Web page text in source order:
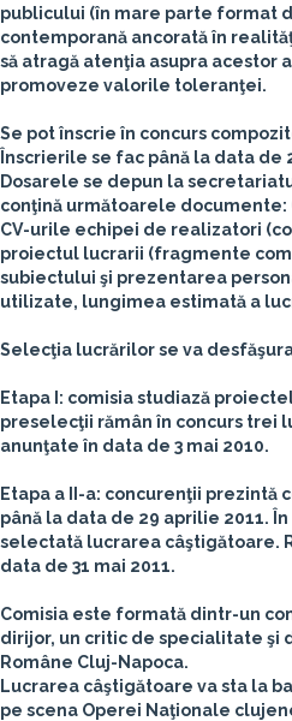
publicului (în mare parte format
contemporană ancorată în
să atragă atenţia asupra acestor
promoveze valorile toleranţei.
Se pot înscrie în concurs
Înscrierile se fac până la data de
Dosarele se depun la
conţină următoarele documente:
CV-urile echipei de realizatori
proiectul lucrarii (fragmente
subiectului şi prezentarea
utilizate, lungimea estimată a
Selecţia lucrărilor se va
Etapa I: comisia studiază
preselecţii rămân în concurs trei
anunţate în data de 3 mai 2010.
Etapa a II-a: concurenţii prezintă
până la data de 29 aprilie 2011.
selectată lucrarea câştigătoare.
data de 31 mai 2011.
Comisia este formată dintr-un
dirijor, un critic de specialitate şi
Române Cluj-Napoca.
Lucrarea câştigătoare va sta la
pe scena Operei Naţionale